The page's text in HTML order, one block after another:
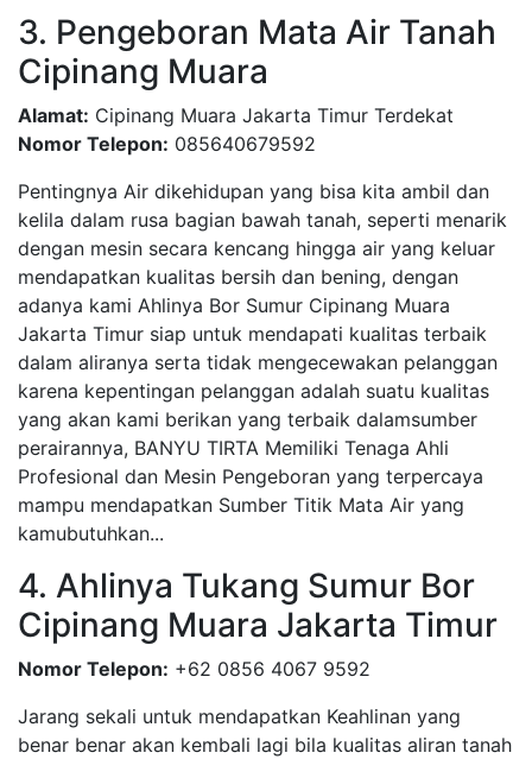
3. Pengeboran Mata Air Tanah
Cipinang Muara
Alamat: Cipinang Muara Jakarta Timur Terdekat
Nomor Telepon: 085640679592
Pentingnya Air dikehidupan yang bisa kita ambil dan
kelila dalam rusa bagian bawah tanah, seperti menarik
dengan mesin secara kencang hingga air yang keluar
mendapatkan kualitas bersih dan bening, dengan
adanya kami Ahlinya Bor Sumur Cipinang Muara
Jakarta Timur siap untuk mendapati kualitas terbaik
dalam aliranya serta tidak mengecewakan pelanggan
karena kepentingan pelanggan adalah suatu kualitas
yang akan kami berikan yang terbaik dalamsumber
perairannya, BANYU TIRTA Memiliki Tenaga Ahli
Profesional dan Mesin Pengeboran yang terpercaya
mampu mendapatkan Sumber Titik Mata Air yang
kamubutuhkan...
4. Ahlinya Tukang Sumur Bor
Cipinang Muara Jakarta Timur
Nomor Telepon: +62 0856 4067 9592
Jarang sekali untuk mendapatkan Keahlinan yang
benar benar akan kembali lagi bila kualitas aliran tanah